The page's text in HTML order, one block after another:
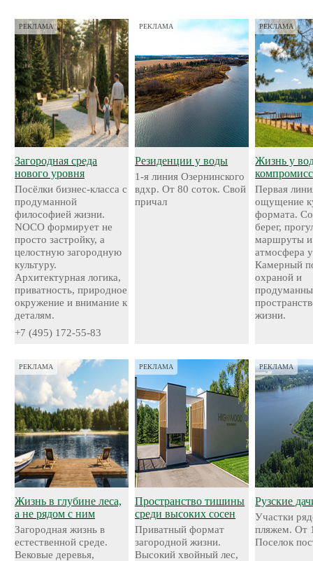
РЕКЛАМА
Загородная среда
нового уровня
Посёлки бизнес-класса с
продуманной
философией жизни.
NOCO формирует не
просто застройку, а
целостную загородную
культуру.
Архитектурная логика,
приватность, природное
окружение и внимание к
деталям.
+7 (495) 172-55-83
РЕКЛАМА
Резиденции у воды
1-я линия Озернинского
вдхр. От 80 соток. Свой
причал
РЕКЛАМА
Жизнь у
Первая
ощущение
формата.
берег,
маршруты и
атмосфера
Камерный
охраной и
жизни.
РЕКЛАМА
Жизнь в глубине леса,
а не рядом с ним
Загородная жизнь в
естественной среде.
Вековые деревья,
РЕКЛАМА
Пространство тишины
среди высоких сосен
Приватный формат
загородной жизни.
Высокий хвойный лес,
РЕКЛАМА
Рузские
Участки
пляжем. От
Поселок